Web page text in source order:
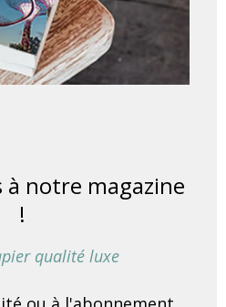
à notre magazine
!
qualité luxe